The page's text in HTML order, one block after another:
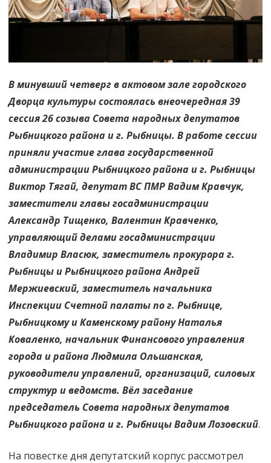
В минувший четверг в актовом зале городского
Дворца культуры состоялась внеочередная 39
сессия 26 созыва Совета народных депутатов
Рыбницкого района и г. Рыбницы. В работе сессии
приняли участие глава государственной
администрации Рыбницкого района и г. Рыбницы
Виктор Тягай, депутат ВС ПМР Вадим Кравчук,
заместители главы госадминистрации
Александр Тищенко, Валентин Кравченко,
управляющий делами госадминистрации
Владимир Власюк, заместитель прокурора г.
Рыбницы и Рыбницкого района Андрей
Мержиевский, заместитель начальника
Инспекции Счетной палаты по г. Рыбнице,
Рыбницкому и Каменскому району Наталья
Коваленко, начальник Финансового управления
города и района Людмила Ольшанская,
руководители управлений, организаций, силовых
структур и ведомств. Вёл заседание
председатель Совета народных депутатов
Рыбницкого района и г. Рыбницы Вадим Лозовский.
На повестке дня депутатский корпус рассмотрел